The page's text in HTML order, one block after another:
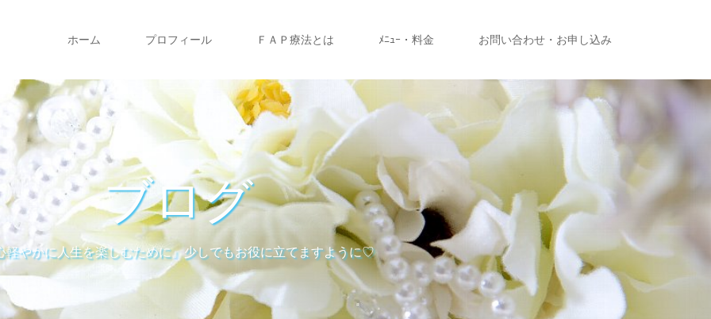
ホーム プロフィール ＦＡＰ療法とは ﾒﾆｭｰ・料金 お問い合わせ・お申し込み
ブログ
軽やかに人生を楽しむために』少しでもお役に立てますように♡